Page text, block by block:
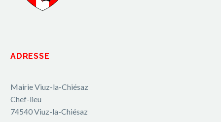
ADRESSE
Mairie Viuz-la-Chiésaz
Chef-lieu
74540 Viuz-la-Chiésaz